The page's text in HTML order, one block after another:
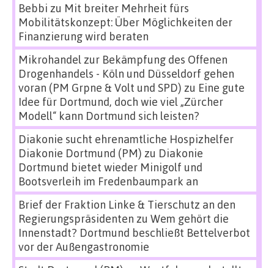
Bebbi zu Mit breiter Mehrheit fürs
Mobilitätskonzept: Über Möglichkeiten der
Finanzierung wird beraten
Mikrohandel zur Bekämpfung des Offenen
Drogenhandels - Köln und Düsseldorf gehen
voran (PM Grpne & Volt und SPD) zu Eine gute
Idee für Dortmund, doch wie viel „Zürcher
Modell“ kann Dortmund sich leisten?
Diakonie sucht ehrenamtliche Hospizhelfer
Diakonie Dortmund (PM) zu Diakonie
Dortmund bietet wieder Minigolf und
Bootsverleih im Fredenbaumpark an
Brief der Fraktion Linke & Tierschutz an den
Regierungspräsidenten zu Wem gehört die
Innenstadt? Dortmund beschließt Bettelverbot
vor der Außengastronomie